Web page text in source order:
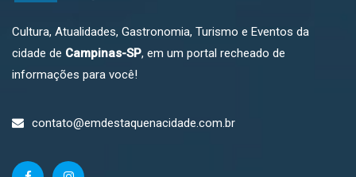
Cultura, Atualidades, Gastronomia, Turismo e Eventos da
cidade de Campinas-SP, em um portal recheado de
informações para você!
contato@emdestaquenacidade.com.br